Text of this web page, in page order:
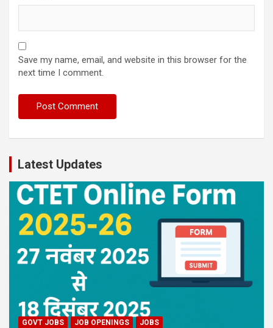
Save my name, email, and website in this browser for the
next time I comment.
Latest Updates
GOVT JOBS JOB OPENINGS JOBS